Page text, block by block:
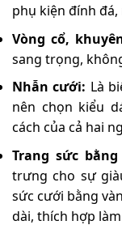
phụ kiện đính
Vòng cổ,
sang trọng,
Nhẫn cưới: Là
nên chọn kiểu
cách của cả hai
Trang sức
trưng cho sự
sức cưới bằng
dài, thích hợp làm